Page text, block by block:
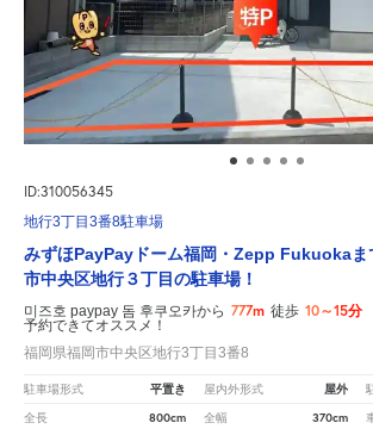
ID:310056345
地行3丁目3番8駐車場
みずほPayPayドーム福岡・Zepp Fukuokaま
市中央区地行３丁目の駐車場！
미즈호 paypay 돔 후쿠오카から 777m 徒歩 10～15分
予約できてオススメ！
福岡県福岡市中央区地行3丁目3番8
駐車場形式 平置き 屋内外形式 屋外
全長 800cm 全幅 370cm